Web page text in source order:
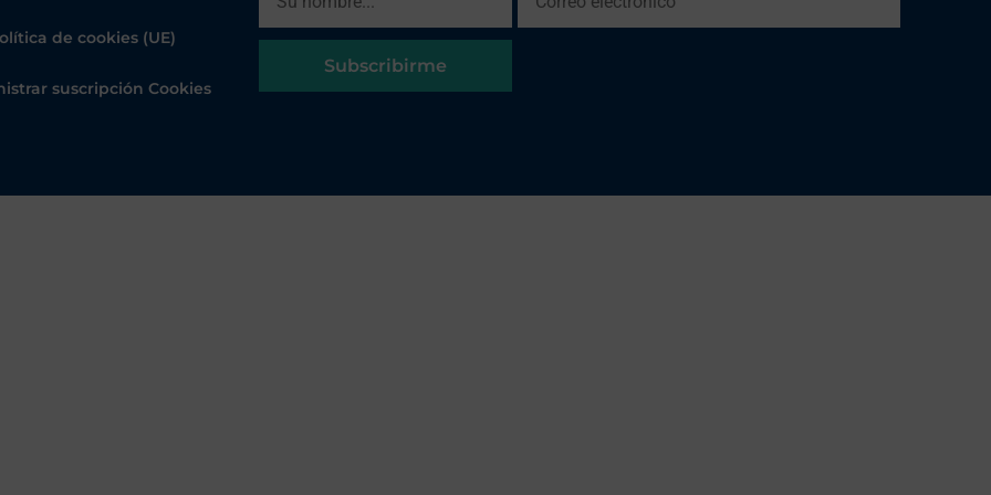
de cookies (UE)
suscripción Cookies
Subscribirme